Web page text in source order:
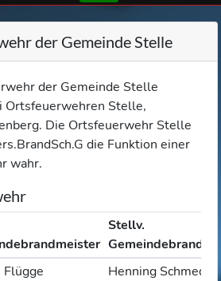
der Gemeinde Stelle
der Gemeinde Stelle
Ortsfeuerwehren Stelle,
Die Ortsfeuerwehr Stelle
die Funktion einer
wahr.
Stellv.
Flügge
Henning